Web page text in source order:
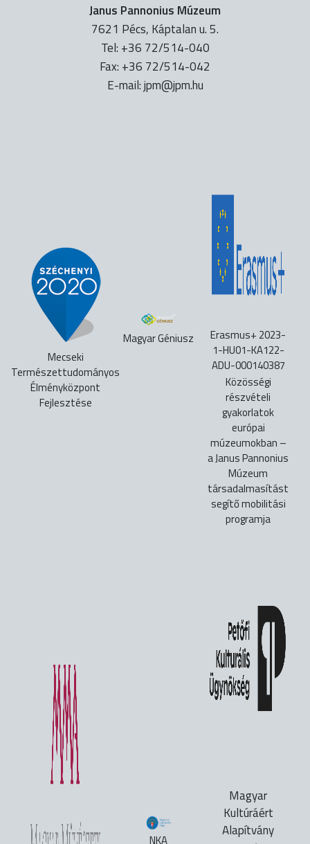
Janus Pannonius Múzeum
7621 Pécs, Káptalan u. 5.
Tel: +36 72/514-040
Fax: +36 72/514-042
E-mail:uh.mpj@mpj
Mecseki
Természettudományos
Élményközpont
Fejlesztése
Magyar Géniusz
Erasmus+ 2023-
1-HU01-KA122-
ADU-000140387
Közösségi
részvételi
gyakorlatok
európai
múzeumokban –
a Janus Pannonius
Múzeum
társadalmasítást
segítő mobilitási
programja
NKA
Magyar
Kultúráért
Alapítvány